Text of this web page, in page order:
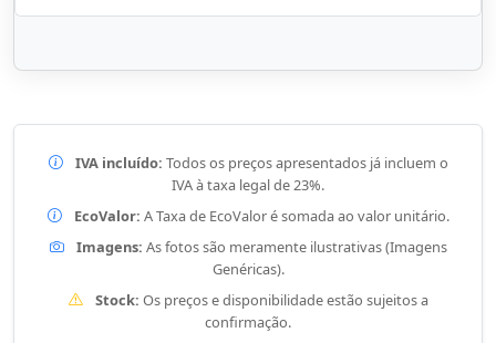
IVA incluído: Todos os preços apresentados já incluem o
IVA à taxa legal de 23%.
EcoValor: A Taxa de EcoValor é somada ao valor unitário.
Imagens: As fotos são meramente ilustrativas (Imagens
Genéricas).
Stock: Os preços e disponibilidade estão sujeitos a
confirmação.